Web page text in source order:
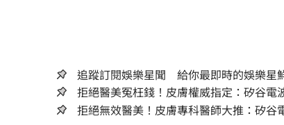
追蹤訂閱娛樂星聞 給你最即時的娛樂星
拒絕醫美冤枉錢！皮膚權威指定：矽谷電
拒絕無效醫美！皮膚專科醫師大推：矽谷